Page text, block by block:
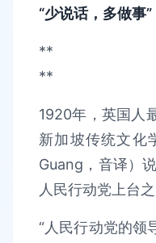
“少说话，多做事”
**
**
1920年，英国人
新加坡传统文化
Guang，音译）
人民行动党上台之
“人民行动党的领